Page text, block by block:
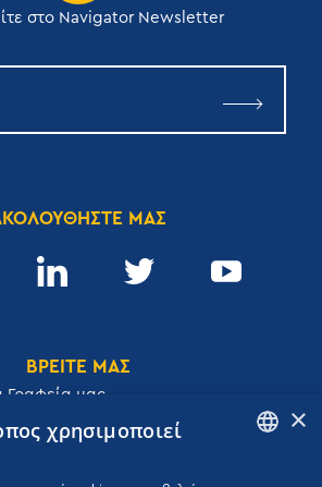
στο Navigator Newsletter
ΜΑΣ
ΒΡΕΙΤΕ ΜΑΣ
Γραφεία μας
×
χρησιμοποιεί